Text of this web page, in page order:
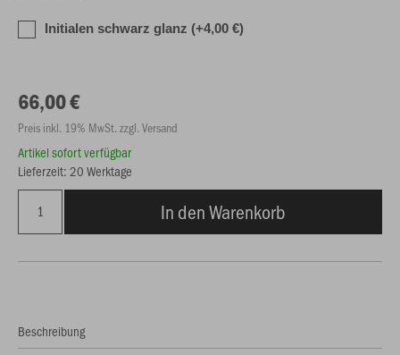
Initialen schwarz glanz (+4,00 €)
66,00 €
Preis inkl. 19% MwSt. zzgl. Versand
Artikel sofort verfügbar
Lieferzeit: 20 Werktage
In den Warenkorb
Beschreibung